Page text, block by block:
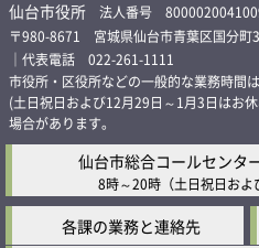
仙台市役所 法人番号
〒980-8671 宮城県仙台市青葉区国分町
｜代表電話 022-261-1111
市役所・区役所などの一般的な業務時間
(土日祝日および12月29日～1月3日はお
場合があります。
仙台市総合コールセンタ
8時～20時 （土日祝日お
各課の業務と連絡先